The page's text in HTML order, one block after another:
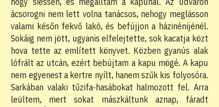
ácsorogni nem lett volna tanácsos, nehogy meglásson
valami későn fekvő lakó, és befújjon a házinénijénél.
Sokáig nem jött, ugyanis elfelejtette, sok kacatja közt
hova tette az említett könyvet. Közben gyanús alak
lófrált az utcán, ezért bebújtam a kapu mögé. A kapu
nem egyenest a kertre nyílt, hanem szűk kis folyosóra.
Sarkában valaki tűzifa-hasábokat halmozott fel. Arra
leültem, mert sokat mászkáltunk aznap, fáradt